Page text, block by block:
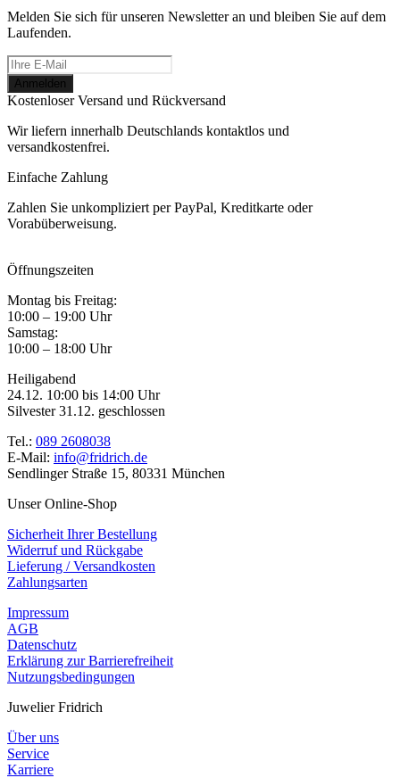
Melden Sie sich für unseren Newsletter an und bleiben Sie auf dem
Laufenden.
Kostenloser Versand und Rückversand
Wir liefern innerhalb Deutschlands kontaktlos und
versandkostenfrei.
Einfache Zahlung
Zahlen Sie unkompliziert per PayPal, Kreditkarte oder
Vorabüberweisung.
Öffnungszeiten
Montag bis Freitag:
10:00 – 19:00 Uhr
Samstag:
10:00 – 18:00 Uhr
Heiligabend
24.12. 10:00 bis 14:00 Uhr
Silvester 31.12. geschlossen
Tel.: 089 2608038
E-Mail: info@fridrich.de
Sendlinger Straße 15, 80331 München
Unser Online-Shop
Sicherheit Ihrer Bestellung
Widerruf und Rückgabe
Lieferung / Versandkosten
Zahlungsarten
Impressum
AGB
Datenschutz
Erklärung zur Barrierefreiheit
Nutzungsbedingungen
Juwelier Fridrich
Über uns
Service
Karriere